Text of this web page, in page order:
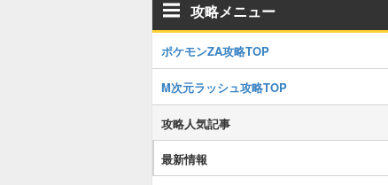
攻略メニュー
ポケモンZA攻略TOP
M次元ラッシュ攻略TOP
攻略人気記事
最新情報